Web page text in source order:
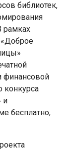
библиотек,
рамках
«Доброе
финансовой
конкурса
и
бесплатно,